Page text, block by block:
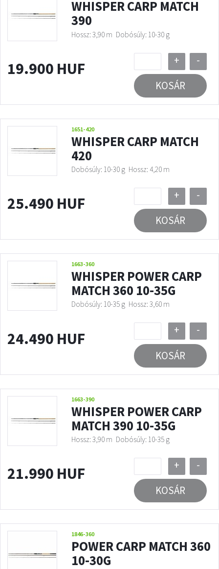
WHISPER CARP MATCH
390
Hossz: 3,90 m Dobósúly: 10-30 g
19.900 HUF +
-
KOSÁR
1651-420
WHISPER CARP MATCH
420
Dobósúly: 10-30 g Hossz: 4,20 m
25.490 HUF +
-
KOSÁR
1663-360
WHISPER POWER CARP
MATCH 360 10-35G
Dobósúly: 10-35 g Hossz: 3,60 m
24.490 HUF +
-
KOSÁR
1663-390
WHISPER POWER CARP
MATCH 390 10-35G
Hossz: 3,90 m Dobósúly: 10-35 g
21.990 HUF +
-
KOSÁR
1846-360
POWER CARP MATCH 360
10-30G